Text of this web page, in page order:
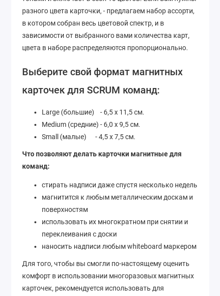
разного цвета карточки, - предлагаем набор ассорти,
в котором собран весь цветовой спектр, и в
зависимости от выбранного вами количества карт,
цвета в наборе распределяются пропорционально.
Выберите свой формат магнитных
карточек для SCRUM команд:
Large (большие) - 6,5 х 11,5 см.
Medium (средние) - 6,0 х 9,5 см.
Small (малые) - 4,5 х 7,5 см.
Что позволяют делать карточки магнитные для
команд:
стирать надписи даже спустя несколько недель
магнитится к любым металлическим доскам и
поверхностям
использовать их многократном при снятии и
переклеивания с доски
наносить надписи любым whiteboard маркером
Для того, чтобы вы смогли по-настоящему оценить
комфорт в использовании многоразовых магнитных
карточек, рекомендуется использовать для